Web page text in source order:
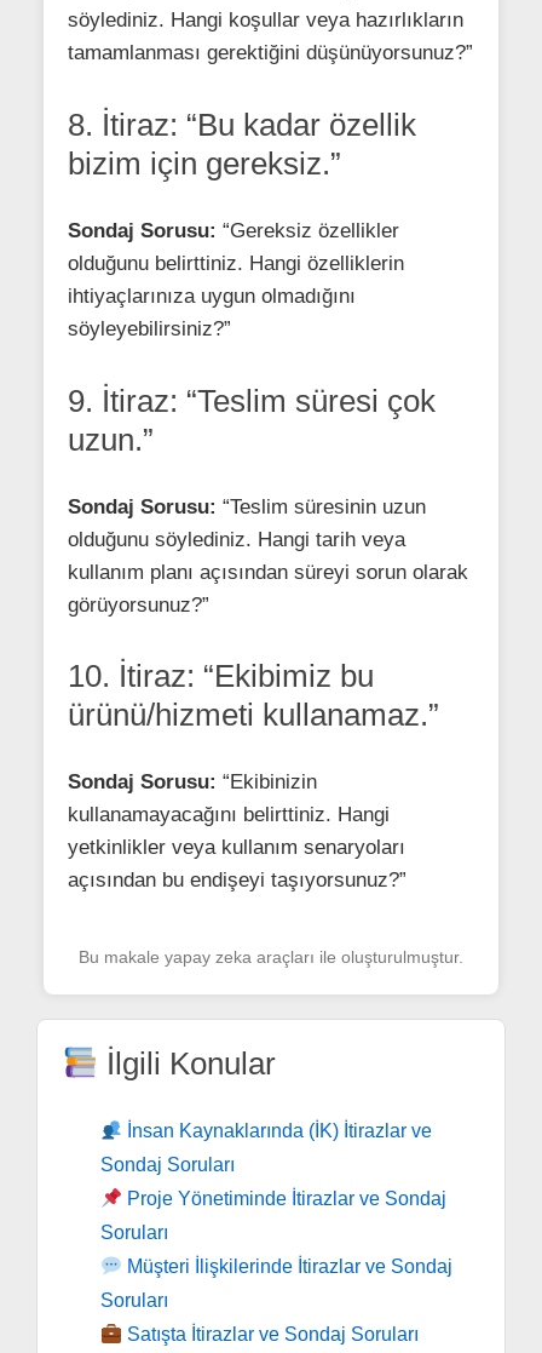
söylediniz. Hangi koşullar veya hazırlıkların
tamamlanması gerektiğini düşünüyorsunuz?”
8. İtiraz: “Bu kadar özellik
bizim için gereksiz.”
Sondaj Sorusu: “Gereksiz özellikler
olduğunu belirttiniz. Hangi özelliklerin
ihtiyaçlarınıza uygun olmadığını
söyleyebilirsiniz?”
9. İtiraz: “Teslim süresi çok
uzun.”
Sondaj Sorusu: “Teslim süresinin uzun
olduğunu söylediniz. Hangi tarih veya
kullanım planı açısından süreyi sorun olarak
görüyorsunuz?”
10. İtiraz: “Ekibimiz bu
ürünü/hizmeti kullanamaz.”
Sondaj Sorusu: “Ekibinizin
kullanamayacağını belirttiniz. Hangi
yetkinlikler veya kullanım senaryoları
açısından bu endişeyi taşıyorsunuz?”
Bu makale yapay zeka araçları ile oluşturulmuştur.
İlgili Konular
İnsan Kaynaklarında (İK) İtirazlar ve
Sondaj Soruları
Proje Yönetiminde İtirazlar ve Sondaj
Soruları
Müşteri İlişkilerinde İtirazlar ve Sondaj
Soruları
Satışta İtirazlar ve Sondaj Soruları